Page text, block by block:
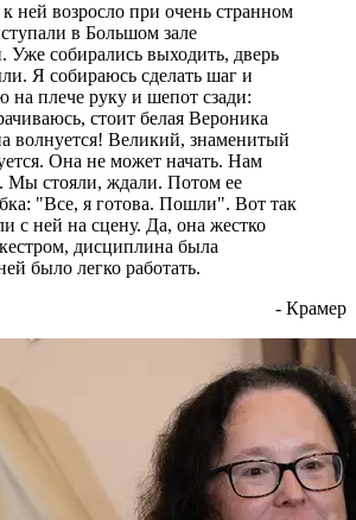
ней возросло при очень странном
в Большом зале
Уже собирались выходить, дверь
Я собираюсь сделать шаг и
на плече руку и шепот сзади:
стоит белая Вероника
волнуется! Великий, знаменитый
Она не может начать. Нам
Мы стояли, ждали. Потом ее
"Все, я готова. Пошли". Вот так
с ней на сцену. Да, она жестко
дисциплина была
было легко работать.
- Крамер